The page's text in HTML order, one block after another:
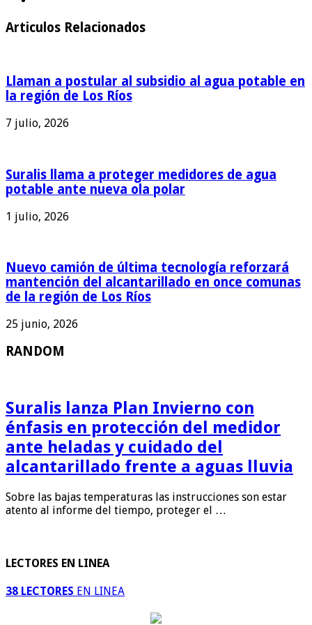
Articulos Relacionados
Llaman a postular al subsidio al agua potable en
la región de Los Ríos
7 julio, 2026
Suralis llama a proteger medidores de agua
potable ante nueva ola polar
1 julio, 2026
Nuevo camión de última tecnología reforzará
mantención del alcantarillado en once comunas
de la región de Los Ríos
25 junio, 2026
RANDOM
Suralis lanza Plan Invierno con
énfasis en protección del medidor
ante heladas y cuidado del
alcantarillado frente a aguas lluvia
Sobre las bajas temperaturas las instrucciones son estar
atento al informe del tiempo, proteger el …
LECTORES EN LINEA
38 LECTORES EN LINEA